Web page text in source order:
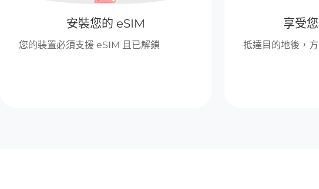
安裝您的 eSIM
您的裝置必須支援 eSIM 且已解鎖
享受
抵達目的地後，